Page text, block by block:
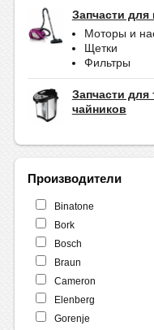
Запчасти
Моторы и
Щетки
Фильтры
Запчасти для
чайников
Производители
Binatone
Bork
Bosch
Braun
Cameron
Elenberg
Gorenje